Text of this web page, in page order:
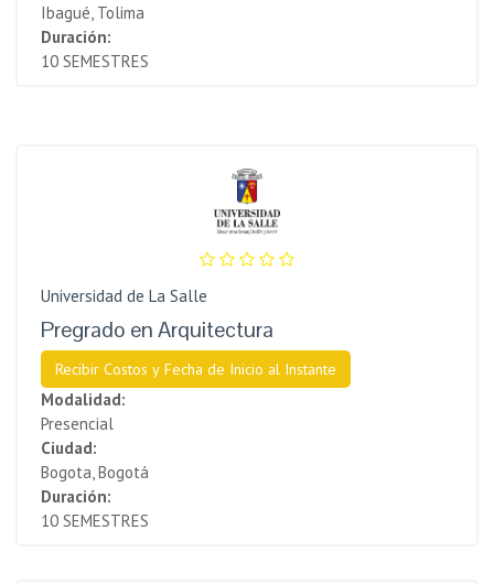
Ibagué, Tolima
Duración:
10 SEMESTRES
Universidad de La Salle
Pregrado en Arquitectura
Recibir Costos y Fecha de Inicio al Instante
Modalidad:
Presencial
Ciudad:
Bogota, Bogotá
Duración:
10 SEMESTRES